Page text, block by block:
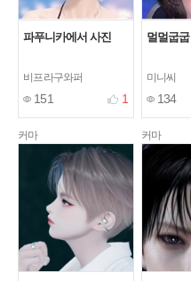
파푸니카에서 사진
비프라구와퍼
151 1
멀멀굽굽
미니씨
134
커마 커마